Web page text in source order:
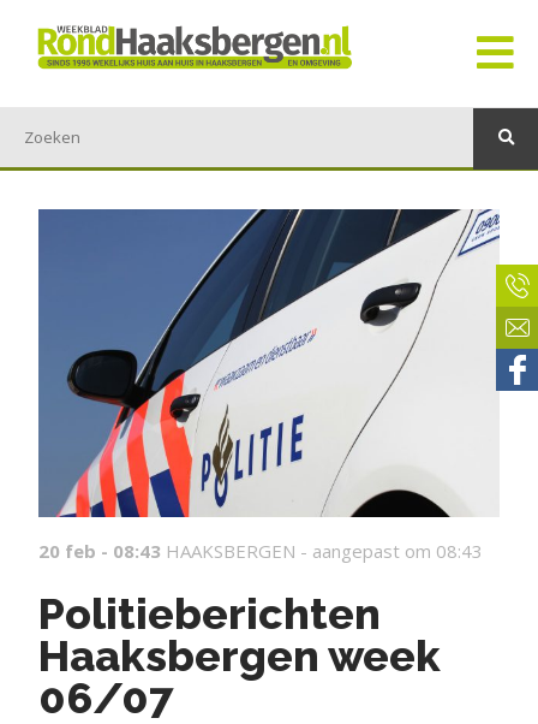
20 feb - 08:43 HAAKSBERGEN - aangepast om 08:43
Politieberichten
Haaksbergen week
06/07